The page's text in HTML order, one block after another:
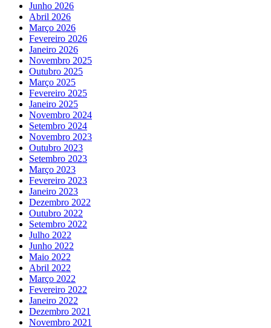
Junho 2026
Abril 2026
Março 2026
Fevereiro 2026
Janeiro 2026
Novembro 2025
Outubro 2025
Março 2025
Fevereiro 2025
Janeiro 2025
Novembro 2024
Setembro 2024
Novembro 2023
Outubro 2023
Setembro 2023
Março 2023
Fevereiro 2023
Janeiro 2023
Dezembro 2022
Outubro 2022
Setembro 2022
Julho 2022
Junho 2022
Maio 2022
Abril 2022
Março 2022
Fevereiro 2022
Janeiro 2022
Dezembro 2021
Novembro 2021